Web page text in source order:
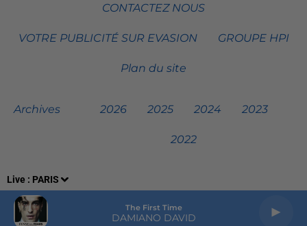
Live : PARIS
The First Time
DAMIANO DAVID
CONTACTEZ NOUS
VOTRE PUBLICITÉ SUR EVASION GROUPE HPI
Plan du site
Archives 2026 2025 2024 2023
2022